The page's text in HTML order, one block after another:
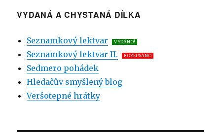
VYDANÁ A CHYSTANÁ DÍLKA
Seznamkový lektvar VYDÁNO!
Seznamkový lektvar II. ROZEPSÁNO
Sedmero pohádek
Hledačův smyšlený blog
Veršotepné hrátky